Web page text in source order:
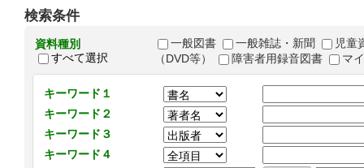
検索条件
資料種別
すべて選択
一般図書 一般雑誌・新聞
児童
（DVD等）
障害者用録音図書 マ
キーワード１
キーワード２
キーワード３
キーワード４